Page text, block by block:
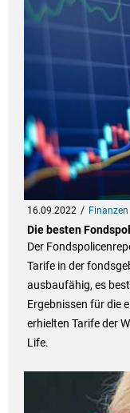
16.09.2022 Finanzen
Die besten
Der
Tarife in der
ausbaufähig, es
Ergebnissen für die
erhielten Tarife der
Life.